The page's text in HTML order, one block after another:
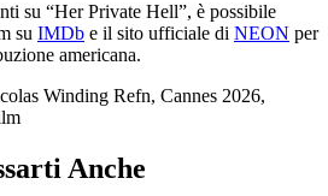
su “Her Private Hell”, è possibile
su IMDb e il sito ufficiale di NEON per
americana.
Winding Refn, Cannes 2026,
Anche